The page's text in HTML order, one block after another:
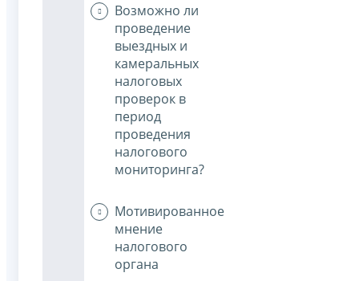
Возможно ли
проведение
выездных и
камеральных
налоговых
проверок в
период
проведения
налогового
мониторинга?
Мотивированное
мнение
налогового
органа